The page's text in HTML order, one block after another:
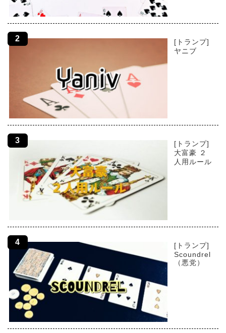
[トランプ]
ヤニブ
[トランプ]
大富豪 ２
人用ルール
[トランプ]
Scoundrel
（悪党）